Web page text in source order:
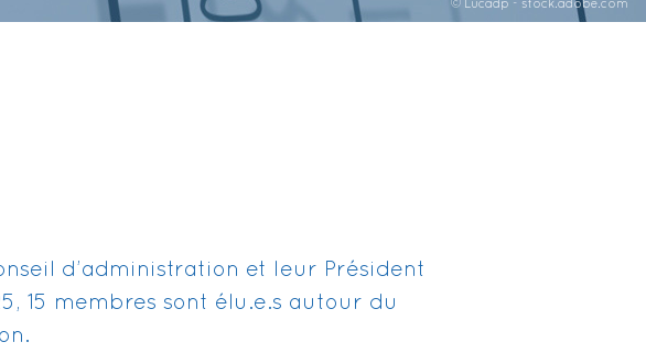
© Lucadp - stock.adobe.com
d’administration et leur Président
15 membres sont élu.e.s autour du